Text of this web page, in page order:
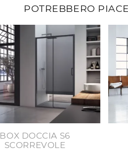
POTREBBERO
BOX DOCCIA S6
SCORREVOLE